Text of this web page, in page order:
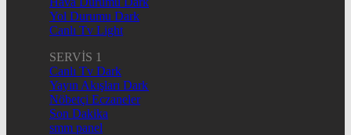
Yol Durumu Dark
Canlı Tv Light
SERVİS 1
Canlı Tv Dark
Yayın Akışları Dark
Nöbetçi Eczaneler
Son Dakika
smm panel